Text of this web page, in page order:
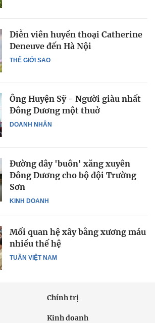
THẾ GIỚI SAO
Diễn viên huyền thoại Catherine
Deneuve đến Hà Nội
DOANH NHÂN
Ông Huyện Sỹ - Người giàu nhất
Đông Dương một thuở
KINH DOANH
Đường dây 'buôn' xăng xuyên
Đông Dương cho bộ đội Trường
Sơn
TUẦN VIỆT NAM
Mối quan hệ xây bằng xương máu
nhiều thế hệ
Chính trị
Kinh doanh